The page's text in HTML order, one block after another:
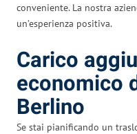
conveniente. La nostra
un’esperienza positiva.
Carico
economico
Berlino
Se stai pianificando un